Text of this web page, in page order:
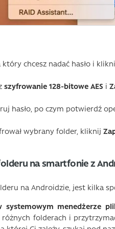
chcesz nadać hasło i
szyfrowanie 128-bitowe AES i
hasło, po czym potwierdź
wybrany folder, kliknij
na smartfonie z
na Androidzie, jest kilka
systemowym menedżerze
folderach i